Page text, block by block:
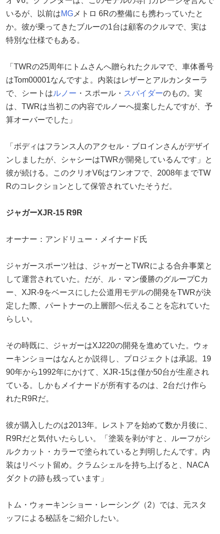
いるが、以前はMG メトロ 6Rの整備にも携わっていたと
か。彼が乗ってきたブルーの1台は顧客のクルマで、実は
特別な仕様でもある。
「TWRの25周年にトムさんへ贈られたクルマで、車体番号
はTom00001なんですよ。内装はレザーとアルカンターラ
で、シートはルノー ・スポール・ スパイダーのもの。実
は、TWRは当初この内容でルノーへ提案したんですが、予
算オーバーでした」
「ボディはフランス人のアクセル・ブロインさんがデザイ
ンしましたが、シャシーはTWRが開発しているんです」と
彼が続ける。このクリオV6はワンオフで、2008年までTW
Rのコレクションとして保管されていたそうだ。
ジャガーXJR-15 R9R
オーナー：アンドリュー・メイナード氏
ジャガースポーツ社は、ジャガーとTWRによる合弁事業と
して運営されていた。だが、ル・マン優勝のグループCカ
ー、XJR-9をベースにした公道用モデルの開発をTWRが決
定した際、パートナーの上層部へ伝えることを忘れていた
らしい。
その時既に、ジャガーはXJ220の開発を進めていた。ウォ
ーキンショーはなんとか説得し、プロジェクトは承認。19
90年から1992年にかけて、XJR-15は僅か50台が生産され
ている。しかもメイナードが所有するのは、2台だけ作ら
れたR9Rだ。
彼が購入したのは2013年。レストアを始めて数か月後に、
R9Rだと気付いたらしい。「塗装を剥がすと、ルーフがシ
ルクカット・カラーで塗られていると判明したんです。内
装はリベット留め。クラムシェルを持ち上げると、NACA
ダクトの跡も残っています」
トム・ウォーキンショー・レーシング（2）では、元スタ
ッフによる秘話をご紹介したい。